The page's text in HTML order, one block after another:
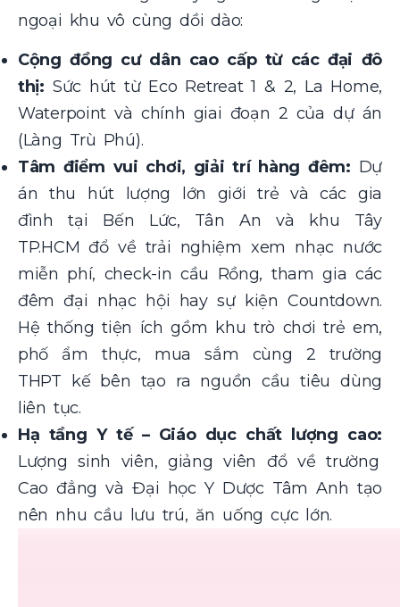
ngoại khu vô cùng dồi dào:
Cộng đồng cư dân cao cấp từ các đại đô
thị: Sức hút từ Eco Retreat 1 & 2, La Home,
Waterpoint và chính giai đoạn 2 của dự án
(Làng Trù Phú).
Tâm điểm vui chơi, giải trí hàng đêm: Dự
án thu hút lượng lớn giới trẻ và các gia
đình tại Bến Lức, Tân An và khu Tây
TP.HCM đổ về trải nghiệm xem nhạc nước
miễn phí, check-in cầu Rồng, tham gia các
đêm đại nhạc hội hay sự kiện Countdown.
Hệ thống tiện ích gồm khu trò chơi trẻ em,
phố ẩm thực, mua sắm cùng 2 trường
THPT kế bên tạo ra nguồn cầu tiêu dùng
liên tục.
Hạ tầng Y tế – Giáo dục chất lượng cao:
Lượng sinh viên, giảng viên đổ về trường
Cao đẳng và Đại học Y Dược Tâm Anh tạo
nên nhu cầu lưu trú, ăn uống cực lớn.